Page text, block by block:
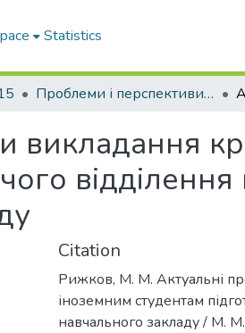
Statistics
Проблеми і перспективи мовної підготовки іноземних студентів
викладання
Citation
Рижков, М. М. Актуальні
іноземним студентам
навчального закладу / М.